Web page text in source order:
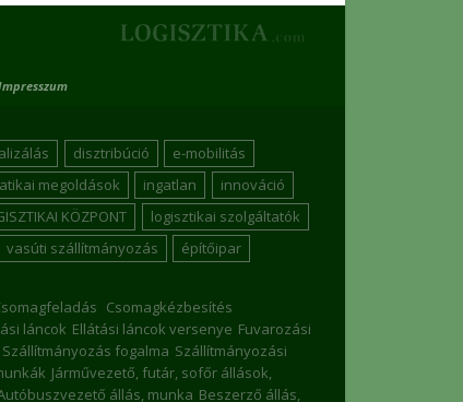
disztribúció
e-mobilitás
megoldások ingatlan
innováció
KÖZPONT
logisztikai szolgáltatók
vasúti szállítmányozás
építőipar
Csomagkézbesítés
láncok Ellátási láncok versenye Fuvarozási
Szállítmányozás fogalma Szállítmányozási
Járművezető, futár, sofőr állások,
állás, munka Beszerző állás,